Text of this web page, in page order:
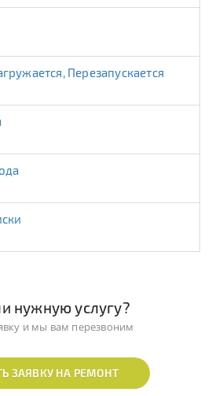
Перезапускается
нужную услугу?
и мы вам перезвоним
ЗАЯВКУ НА РЕМОНТ